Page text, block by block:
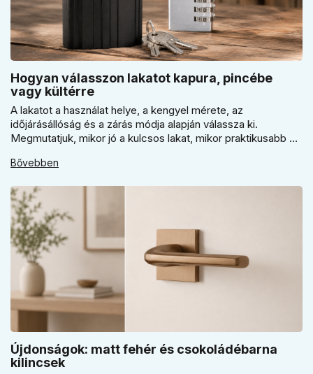
Hogyan válasszon lakatot kapura, pincébe
vagy kültérre
A lakatot a használat helye, a kengyel mérete, az
időjárásállóság és a zárás módja alapján válassza ki.
Megmutatjuk, mikor jó a kulcsos lakat, mikor praktikusabb a
érdemes kapuhoz, pincéhez vagy kerti házhoz csak ár
Bővebben
Újdonságok: matt fehér és csokoládébarna
kilincsek